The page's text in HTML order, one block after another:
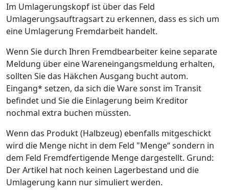
Im Umlagerungskopf ist über das Feld
Umlagerungsauftragsart zu erkennen, dass es sich um
eine Umlagerung Fremdarbeit handelt.
Wenn Sie durch Ihren Fremdbearbeiter keine separate
Meldung über eine Wareneingangsmeldung erhalten,
sollten Sie das Häkchen Ausgang bucht autom.
Eingang* setzen, da sich die Ware sonst im Transit
befindet und Sie die Einlagerung beim Kreditor
nochmal extra buchen müssten.
Wenn das Produkt (Halbzeug) ebenfalls mitgeschickt
wird die Menge nicht in dem Feld "Menge“ sondern in
dem Feld Fremdfertigende Menge dargestellt. Grund:
Der Artikel hat noch keinen Lagerbestand und die
Umlagerung kann nur simuliert werden.